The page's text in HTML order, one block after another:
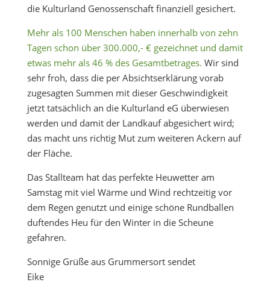
die Kulturland Genossenschaft finanziell gesichert.
Mehr als 100 Menschen haben innerhalb von zehn
Tagen schon über 300.000,- € gezeichnet und damit
etwas mehr als 46 % des Gesamtbetrages. Wir sind
sehr froh, dass die per Absichtserklärung vorab
zugesagten Summen mit dieser Geschwindigkeit
jetzt tatsächlich an die Kulturland eG überwiesen
werden und damit der Landkauf abgesichert wird;
das macht uns richtig Mut zum weiteren Ackern auf
der Fläche.
Das Stallteam hat das perfekte Heuwetter am
Samstag mit viel Wärme und Wind rechtzeitig vor
dem Regen genutzt und einige schöne Rundballen
duftendes Heu für den Winter in die Scheune
gefahren.
Sonnige Grüße aus Grummersort sendet
Eike